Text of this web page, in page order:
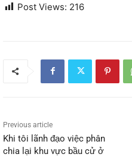
Post Views: 216
Previous article
Khi tôi lãnh đạo việc phân
chia lại khu vực bầu cử ở